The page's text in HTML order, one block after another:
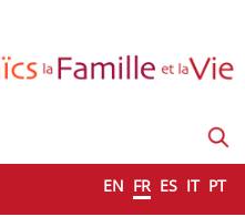
EN FR ES IT PT